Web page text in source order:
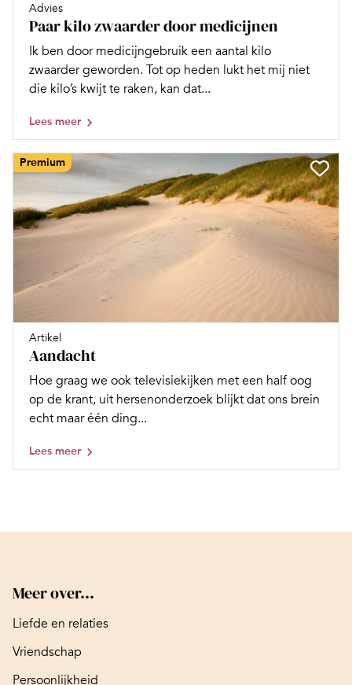
Advies
Paar kilo zwaarder door medicijnen
Ik ben door medicijngebruik een aantal kilo
zwaarder geworden. Tot op heden lukt het mij niet
die kilo’s kwijt te raken, kan dat...
Lees meer
Premium
Artikel
Aandacht
Hoe graag we ook televisiekijken met een half oog
op de krant, uit hersenonderzoek blijkt dat ons brein
echt maar één ding...
Lees meer
Meer over...
Liefde en relaties
Vriendschap
Persoonlijkheid